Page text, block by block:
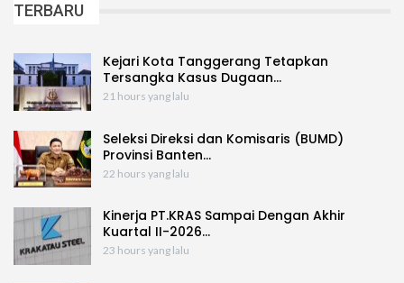
TERBARU
Kejari Kota Tanggerang Tetapkan
Tersangka Kasus Dugaan…
21 hours yang lalu
Seleksi Direksi dan Komisaris (BUMD)
Provinsi Banten…
22 hours yang lalu
Kinerja PT.KRAS Sampai Dengan Akhir
Kuartal II-2026…
23 hours yang lalu